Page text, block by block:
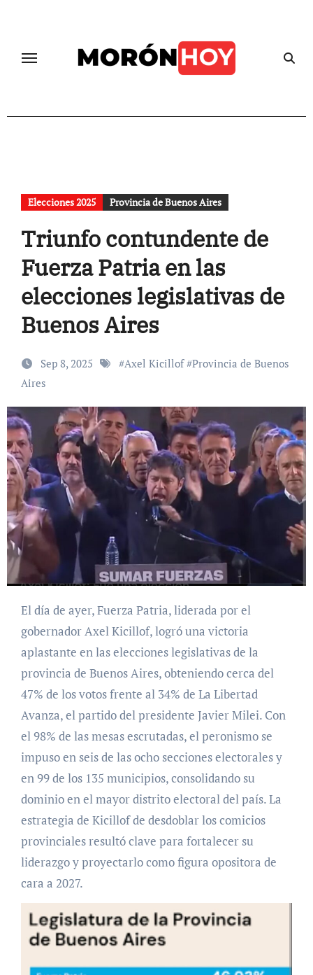
Elecciones 2025 Provincia de Buenos Aires
Triunfo contundente de
Fuerza Patria en las
elecciones legislativas de
Buenos Aires
Sep 8, 2025 #Axel Kicillof#Provincia de Buenos
Aires
El día de ayer, Fuerza Patria, liderada por el
gobernador Axel Kicillof, logró una victoria
aplastante en las elecciones legislativas de la
provincia de Buenos Aires, obteniendo cerca del
47% de los votos frente al 34% de La Libertad
Avanza, el partido del presidente Javier Milei. Con
el 98% de las mesas escrutadas, el peronismo se
impuso en seis de las ocho secciones electorales y
en 99 de los 135 municipios, consolidando su
dominio en el mayor distrito electoral del país. La
estrategia de Kicillof de desdoblar los comicios
provinciales resultó clave para fortalecer su
liderazgo y proyectarlo como figura opositora de
cara a 2027.